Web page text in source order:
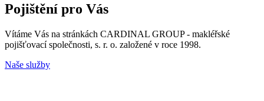
Pojištění pro Vás
Vítáme Vás na stránkách CARDINAL GROUP - makléřské
pojišťovací společnosti, s. r. o. založené v roce 1998.
Naše služby